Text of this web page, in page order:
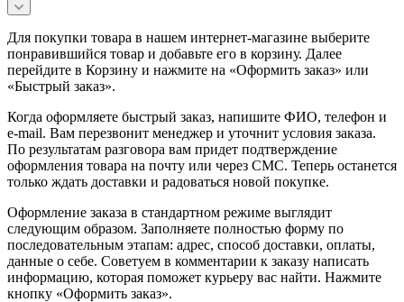
Для покупки товара в нашем интернет-магазине выберите
понравившийся товар и добавьте его в корзину. Далее
перейдите в Корзину и нажмите на «Оформить заказ» или
«Быстрый заказ».
Когда оформляете быстрый заказ, напишите ФИО, телефон и
e-mail. Вам перезвонит менеджер и уточнит условия заказа.
По результатам разговора вам придет подтверждение
оформления товара на почту или через СМС. Теперь останется
только ждать доставки и радоваться новой покупке.
Оформление заказа в стандартном режиме выглядит
следующим образом. Заполняете полностью форму по
последовательным этапам: адрес, способ доставки, оплаты,
данные о себе. Советуем в комментарии к заказу написать
информацию, которая поможет курьеру вас найти. Нажмите
кнопку «Оформить заказ».